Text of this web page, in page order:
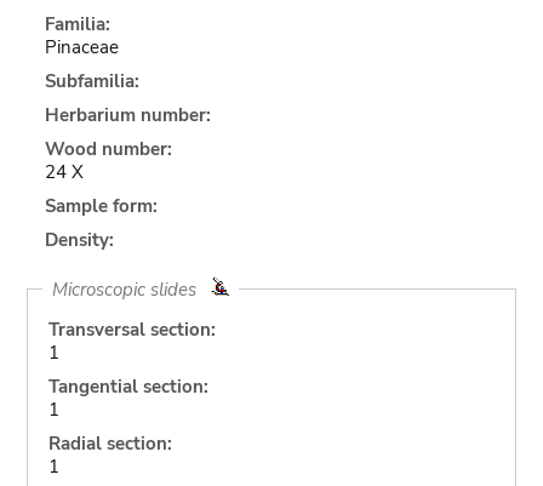
Familia:
Pinaceae
Subfamilia:
Herbarium number:
Wood number:
24 X
Sample form:
Density:
Microscopic slides
Transversal section:
1
Tangential section:
1
Radial section:
1